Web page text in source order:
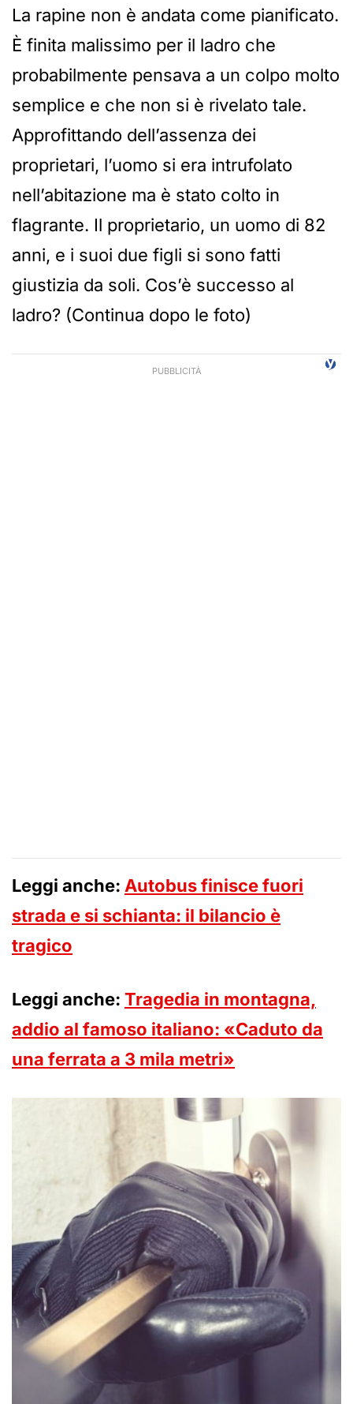
La rapine non è andata come pianificato.
È finita malissimo per il ladro che
probabilmente pensava a un colpo molto
semplice e che non si è rivelato tale.
Approfittando dell’assenza dei
proprietari, l’uomo si era intrufolato
nell’abitazione ma è stato colto in
flagrante. Il proprietario, un uomo di 82
anni, e i suoi due figli si sono fatti
giustizia da soli. Cos’è successo al
ladro? (Continua dopo le foto)
Leggi anche: Autobus finisce fuori
strada e si schianta: il bilancio è
tragico
Leggi anche: Tragedia in montagna,
addio al famoso italiano: «Caduto da
una ferrata a 3 mila metri»